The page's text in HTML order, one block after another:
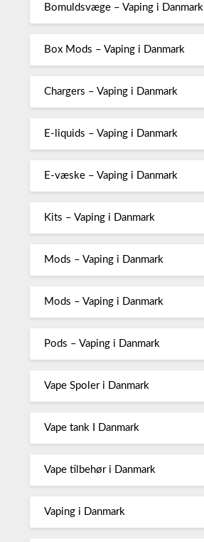
Bomuldsvæge – Vaping i Danmark
Box Mods – Vaping i Danmark
Chargers – Vaping i Danmark
E-liquids – Vaping i Danmark
E-væske – Vaping i Danmark
Kits – Vaping i Danmark
Mods – Vaping i Danmark
Mods – Vaping i Danmark
Pods – Vaping i Danmark
Vape Spoler i Danmark
Vape tank I Danmark
Vape tilbehør i Danmark
Vaping i Danmark